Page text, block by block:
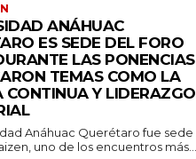
ANÁHUAC
ES SEDE DEL FORO
LAS PONENCIAS
TEMAS COMO LA
CONTINUA Y LIDERAZGO
Anáhuac Querétaro fue sede
uno de los encuentros más...